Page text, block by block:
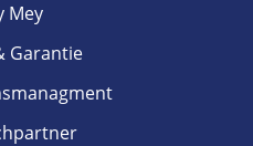
Mey
Garantie